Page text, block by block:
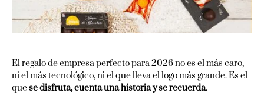
El regalo de empresa perfecto para 2026 no es el más caro,
ni el más tecnológico, ni el que lleva el logo más grande. Es el
quese disfruta, cuenta una historia y se recuerda.